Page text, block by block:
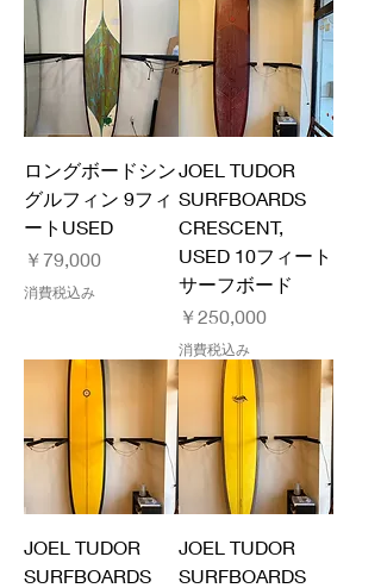
ロングボードシン
グルフィン 9フィ
ートUSED
価格
￥79,000
消費税込み
JOEL TUDOR
SURFBOARDS
CRESCENT,
USED 10フィート
サーフボード
価格
￥250,000
消費税込み
JOEL TUDOR
SURFBOARDS
JOEL TUDOR
SURFBOARDS